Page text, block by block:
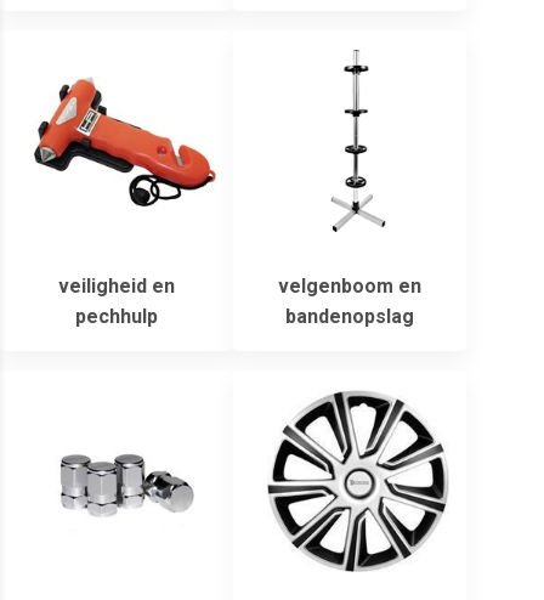
veiligheid en
pechhulp
velgenboom en
bandenopslag